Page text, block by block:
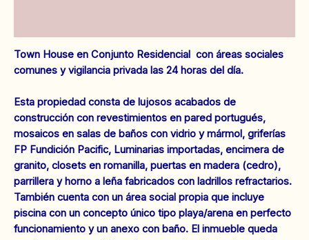
Town House en Conjunto Residencial con áreas sociales
comunes y vigilancia privada las 24 horas del día.
Esta propiedad consta de lujosos acabados de
construcción con revestimientos en pared portugués,
mosaicos en salas de baños con vidrio y mármol, griferías
FP Fundición Pacific, Luminarias importadas, encimera de
granito, closets en romanilla, puertas en madera (cedro),
parrillera y horno a leña fabricados con ladrillos refractarios.
También cuenta con un área social propia que incluye
piscina con un concepto único tipo playa/arena en perfecto
funcionamiento y un anexo con baño. El inmueble queda